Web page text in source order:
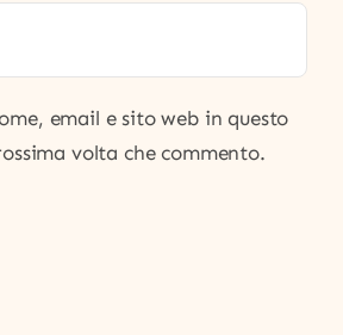
email e sito web in questo
volta che commento.